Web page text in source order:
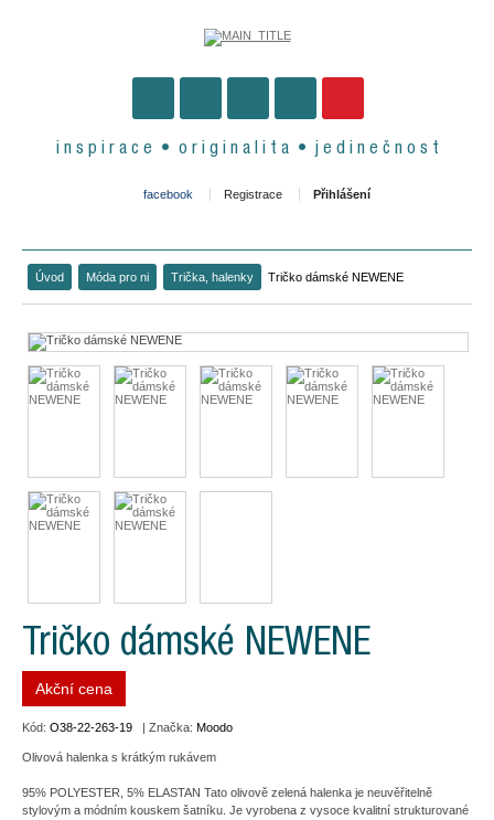
i n s p i r a c e • o r i g i n a l i t a • j e d i n e č n o s t
facebook Registrace Přihlášení
Úvod Móda pro ni Trička, halenky Tričko dámské NEWENE
Tričko dámské NEWENE
Akční cena
Kód: O38-22-263-19 | Značka: Moodo
Olivová halenka s krátkým rukávem
95% POLYESTER, 5% ELASTAN Tato olivově zelená halenka je neuvěřitelně
stylovým a módním kouskem šatníku. Je vyrobena z vysoce kvalitní strukturované